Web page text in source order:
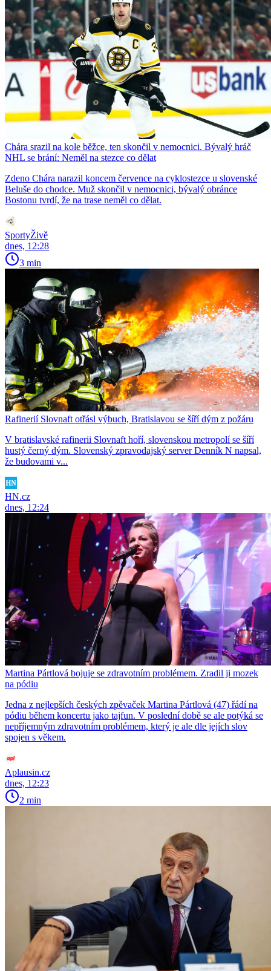
Chára srazil na kole běžce, ten skončil v nemocnici. Bývalý hráč
NHL se brání: Neměl na stezce co dělat
Zdeno Chára narazil koncem července na cyklostezce u slovenské
Beluše do chodce. Muž skončil v nemocnici, bývalý obránce
Bostonu tvrdí, že na trase neměl co dělat.
SportyŽivě
dnes, 12:28
3 min
Rafinerií Slovnaft otřásl výbuch, Bratislavou se šíří dým z požáru
V bratislavské rafinerii Slovnaft hoří, slovenskou metropolí se šíří
hustý černý dým. Slovenský zpravodajský server Denník N napsal,
že budovami v...
HN.cz
dnes, 12:24
Martina Pártlová bojuje se zdravotním problémem. Zradil ji mozek
na pódiu
Jedna z nejlepších českých zpěvaček Martina Pártlová (47) řádí na
pódiu během koncertu jako tajfun. V poslední době se ale potýká se
nepříjemným zdravotním problémem, který je ale dle jejích slov
spojen s věkem.
Aplausin.cz
dnes, 12:23
2 min